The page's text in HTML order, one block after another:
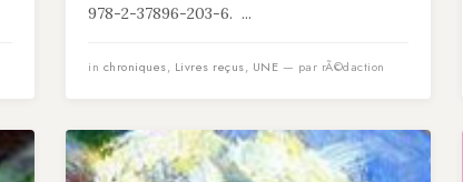
978-2-37896-203-6. ...
in chroniques, Livres reçus, UNE — par rÃ©daction